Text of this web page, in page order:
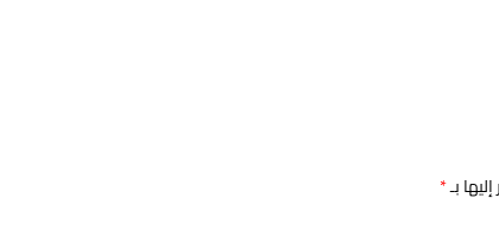
بـ*